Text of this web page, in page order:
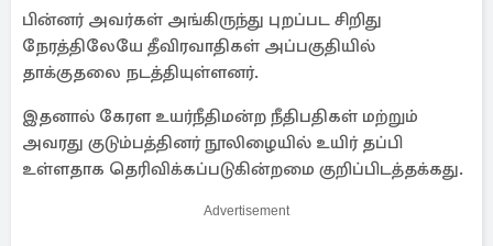
பின்னர் அவர்கள் அங்கிருந்து புறப்பட சிறிது
நேரத்திலேயே தீவிரவாதிகள் அப்பகுதியில்
தாக்குதலை நடத்தியுள்ளனர்.
இதனால் கேரள உயர்நீதிமன்ற நீதிபதிகள் மற்றும்
அவரது குடும்பத்தினர் நூலிழையில் உயிர் தப்பி
உள்ளதாக தெரிவிக்கப்படுகின்றமை குறிப்பிடத்தக்கது.
Advertisement